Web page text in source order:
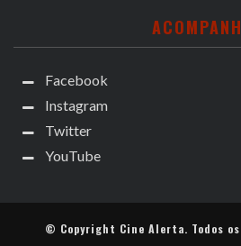
Facebook
Instagram
Twitter
YouTube
© Copyright Cine Alerta. Todos